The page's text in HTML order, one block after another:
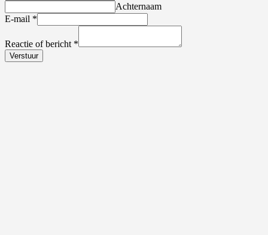
Achternaam
E-mail *
Reactie of bericht *
Verstuur